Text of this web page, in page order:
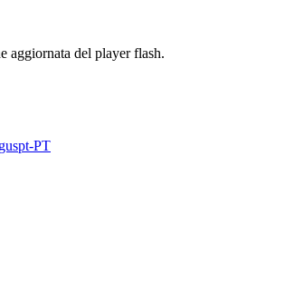
aggiornata del player flash.